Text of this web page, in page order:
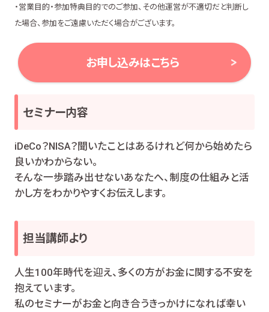
・営業目的・参加特典目的でのご参加、その他運営が不適切だと判断し
た場合、参加をご遠慮いただく場合がございます。
お申し込みはこちら
セミナー内容
iDeCo？NISA？聞いたことはあるけれど何から始めたら
良いかわからない。
そんな一歩踏み出せないあなたへ、制度の仕組みと活
かし方をわかりやすくお伝えします。
担当講師より
人生100年時代を迎え、多くの方がお金に関する不安を
抱えています。
私のセミナーがお金と向き合うきっかけになれば幸い